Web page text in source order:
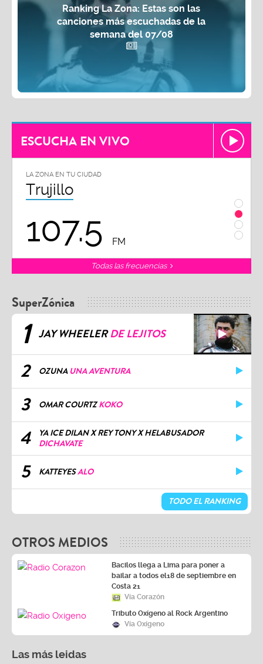
Ranking La Zona: Estas son las
canciones más escuchadas de la
semana del 07/08
ESCUCHA EN VIVO
LA ZONA EN TU CIUDAD
Trujillo
107.5 FM
Todas las frecuencias
SuperZónica
1 JAY WHEELERDE LEJITOS
2 OZUNA UNA AVENTURA
3 OMAR COURTZKOKO
4
YA ICE DILAN X REY TONY X HELABUSADOR
DICHAVATE
5 KATTEYESALO
TODO EL RANKING
OTROS MEDIOS
Bacilos llega a Lima para poner a
bailar a todos el18 de septiembre en
Costa 21
Vía Corazón
Tributo Oxígeno al Rock Argentino
Vía Oxígeno
Las más leidas